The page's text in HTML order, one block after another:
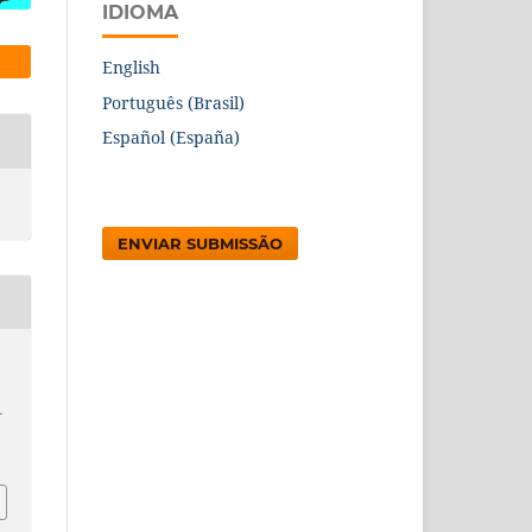
IDIOMA
English
Português (Brasil)
Español (España)
ENVIAR SUBMISSÃO